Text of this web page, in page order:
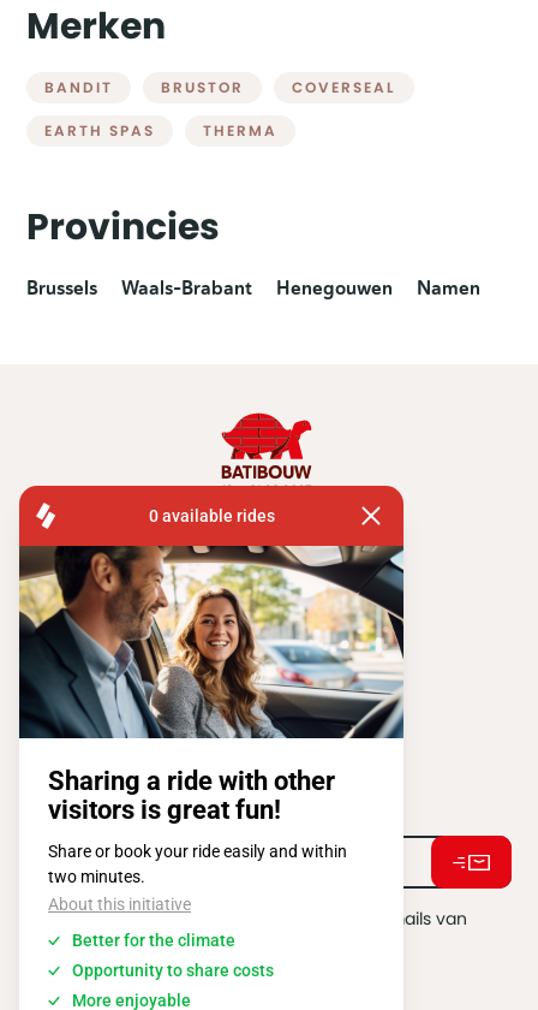
Merken
BANDIT BRUSTOR COVERSEAL
EARTH SPAS THERMA
Provincies
Brussels Waals-Brabant Henegouwen Namen
FISA OPERATIONS
ATOMIUMSQUARE, 1 PB 505
1020 BRUSSEL
Tel:+ 32 2 663 14 01
Stay connected !
Ik ga akkoord met het ontvangen van e-mails van
BATIBOUW.*